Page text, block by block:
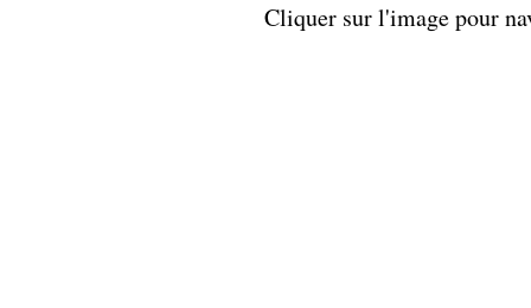
Cliquer sur l'image pour